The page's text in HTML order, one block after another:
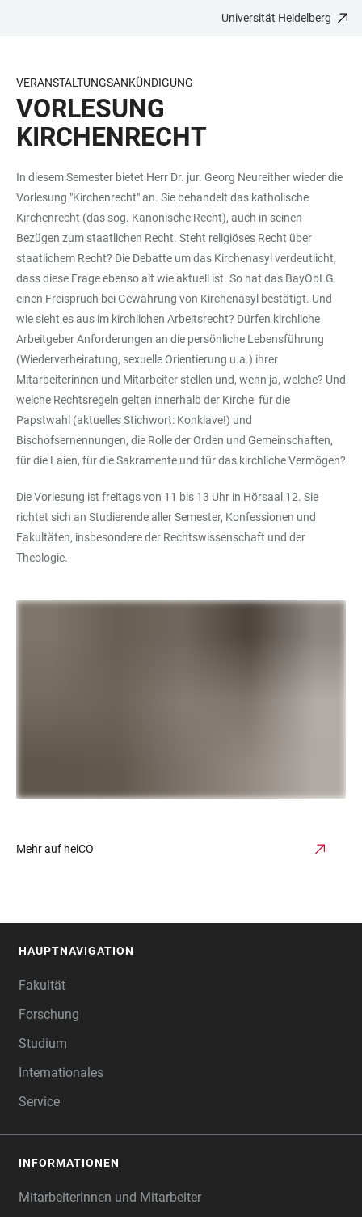
BARRIEREFREIHEIT
Universität Heidelberg
VERANSTALTUNGSANKÜNDIGUNG
VORLESUNG
KIRCHENRECHT
In diesem Semester bietet Herr Dr. jur. Georg Neureither wieder die
Vorlesung "Kirchenrecht" an. Sie behandelt das katholische
Kirchenrecht (das sog. Kanonische Recht), auch in seinen
Bezügen zum staatlichen Recht. Steht religiöses Recht über
staatlichem Recht? Die Debatte um das Kirchenasyl verdeutlicht,
dass diese Frage ebenso alt wie aktuell ist. So hat das BayObLG
einen Freispruch bei Gewährung von Kirchenasyl bestätigt. Und
wie sieht es aus im kirchlichen Arbeitsrecht? Dürfen kirchliche
Arbeitgeber Anforderungen an die persönliche Lebensführung
(Wiederverheiratung, sexuelle Orientierung u.a.) ihrer
Mitarbeiterinnen und Mitarbeiter stellen und, wenn ja, welche? Und
welche Rechtsregeln gelten innerhalb der Kirche für die
Papstwahl (aktuelles Stichwort: Konklave!) und
Bischofsernennungen, die Rolle der Orden und Gemeinschaften,
für die Laien, für die Sakramente und für das kirchliche Vermögen?
Die Vorlesung ist freitags von 11 bis 13 Uhr in Hörsaal 12. Sie
richtet sich an Studierende aller Semester, Konfessionen und
Fakultäten, insbesondere der Rechtswissenschaft und der
Theologie.
Mehr auf heiCO
HAUPTNAVIGATION
Fakultät
Forschung
Studium
Internationales
Service
INFORMATIONEN
Mitarbeiterinnen und Mitarbeiter